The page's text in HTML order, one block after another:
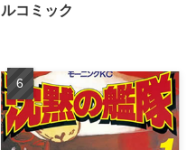
ルコミック